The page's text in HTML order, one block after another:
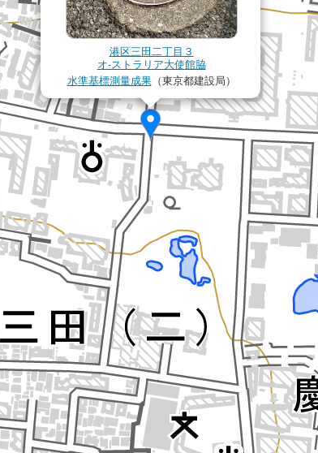
港区三田二丁目３
オ-ストラリア大使館脇
水準基標測量成果（東京都建設局）